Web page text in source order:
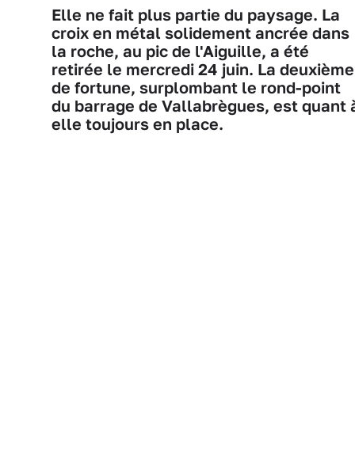
Elle ne fait plus partie du paysage. La
croix en métal solidement ancrée dans
la roche, au pic de l'Aiguille, a été
retirée le mercredi 24 juin. La
de fortune, surplombant le rond-point
du barrage de Vallabrègues, est quant
elle toujours en place.